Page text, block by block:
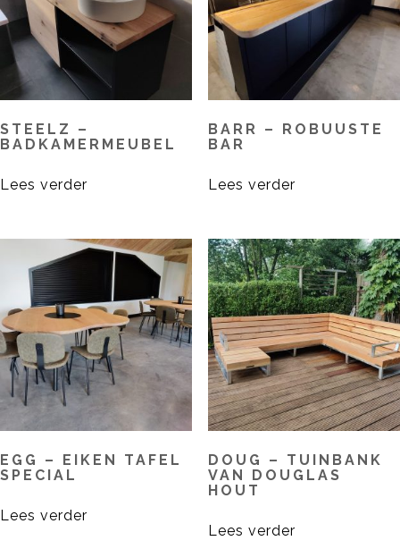
STEELZ –
BADKAMERMEUBEL
Lees verder
BARR – ROBUUSTE
BAR
Lees verder
EGG – EIKEN TAFEL
SPECIAL
Lees verder
DOUG – TUINBANK
VAN DOUGLAS
HOUT
Lees verder